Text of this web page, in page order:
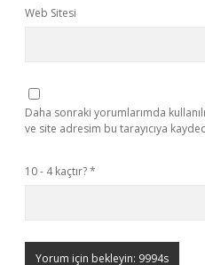
Web Sitesi
Daha sonraki yorumlarımda
ve site adresim bu tarayıcıya
10 - 4 kaçtır?*